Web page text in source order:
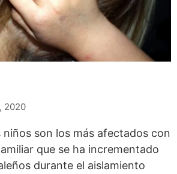
2020
niños son los más afectados con
que se ha incrementado
durante el aislamiento